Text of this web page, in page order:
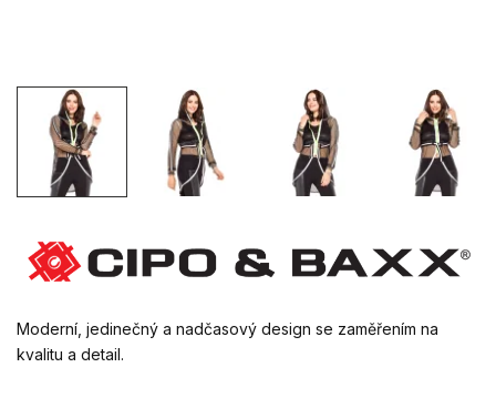
Moderní, jedinečný a nadčasový design se zaměřením na
kvalitu a detail.